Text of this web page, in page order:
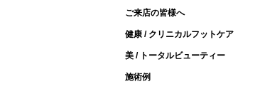
ご来店の皆様へ
健康 / クリニカルフットケア
美 / トータルビューティー
施術例